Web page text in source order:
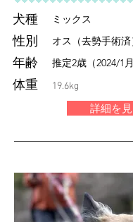
犬種 ミックス
性別 オス（去勢手術済
年齢 推定2歳（2024/1月
体重
19.6kg
詳細を